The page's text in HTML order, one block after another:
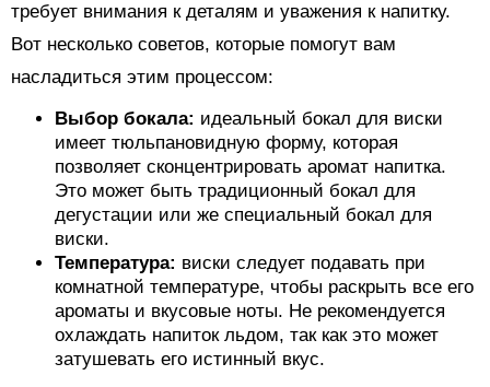
требует внимания к деталям и уважения к напитку.
Вот несколько советов, которые помогут вам
насладиться этим процессом:
Выбор бокала: идеальный бокал для виски
имеет тюльпановидную форму, которая
позволяет сконцентрировать аромат напитка.
Это может быть традиционный бокал для
дегустации или же специальный бокал для
виски.
Температура: виски следует подавать при
комнатной температуре, чтобы раскрыть все его
ароматы и вкусовые ноты. Не рекомендуется
охлаждать напиток льдом, так как это может
затушевать его истинный вкус.